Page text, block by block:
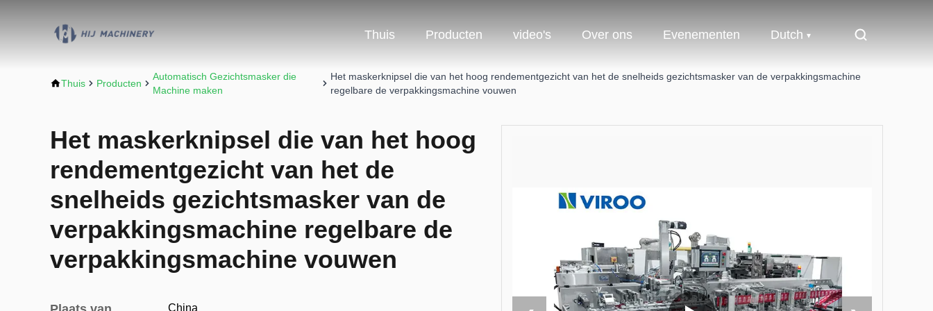
Thuis Producten video's Over ons Evenementen Dutch
Thuis Producten
Automatisch Gezichtsmasker die
Machine maken
Het maskerknipsel die van het hoog rendementgezicht van het de snelheids gezichtsmasker van de verpakkingsmachine
regelbare de verpakkingsmachine vouwen
Het maskerknipsel die van het hoog
rendementgezicht van het de
snelheids gezichtsmasker van de
verpakkingsmachine regelbare de
verpakkingsmachine vouwen
China